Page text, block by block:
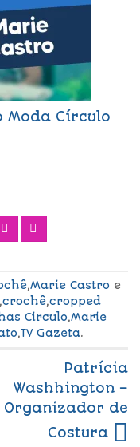
Moda Círculo
,Marie Castro e
,crochê,cropped
Circulo,Marie
,TV Gazeta.
Patrícia
Washhington –
Organizador de
Costura